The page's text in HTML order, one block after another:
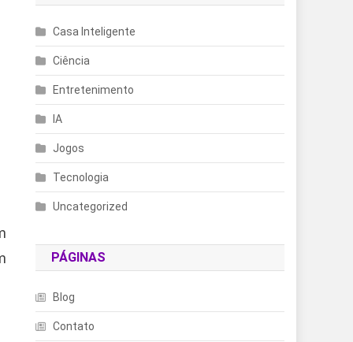
Casa Inteligente
Ciência
Entretenimento
IA
Jogos
Tecnologia
Uncategorized
PÁGINAS
Blog
Contato